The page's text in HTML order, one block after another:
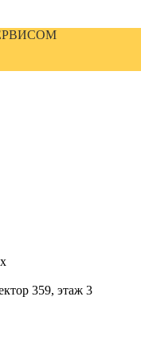
359, этаж 3